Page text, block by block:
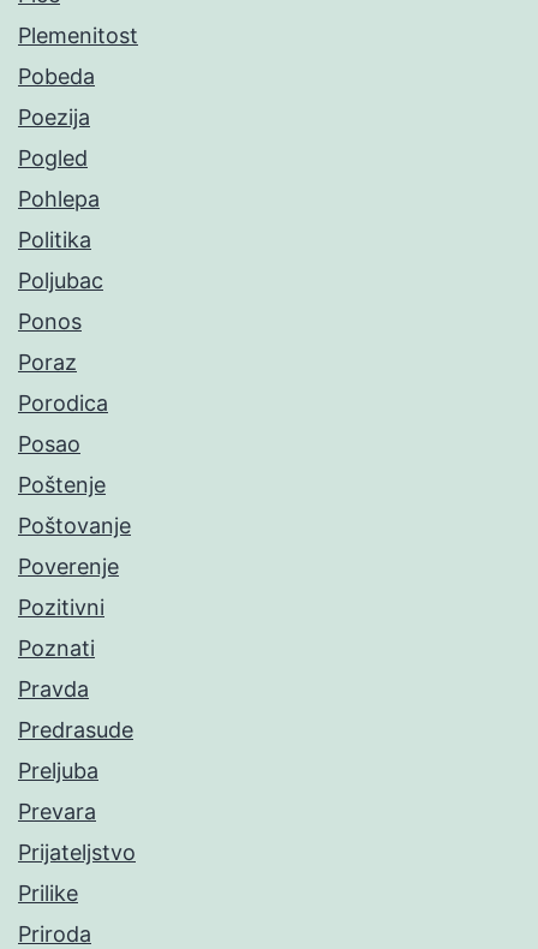
Plemenitost
Pobeda
Poezija
Pogled
Pohlepa
Politika
Poljubac
Ponos
Poraz
Porodica
Posao
Poštenje
Poštovanje
Poverenje
Pozitivni
Poznati
Pravda
Predrasude
Preljuba
Prevara
Prijateljstvo
Prilike
Priroda